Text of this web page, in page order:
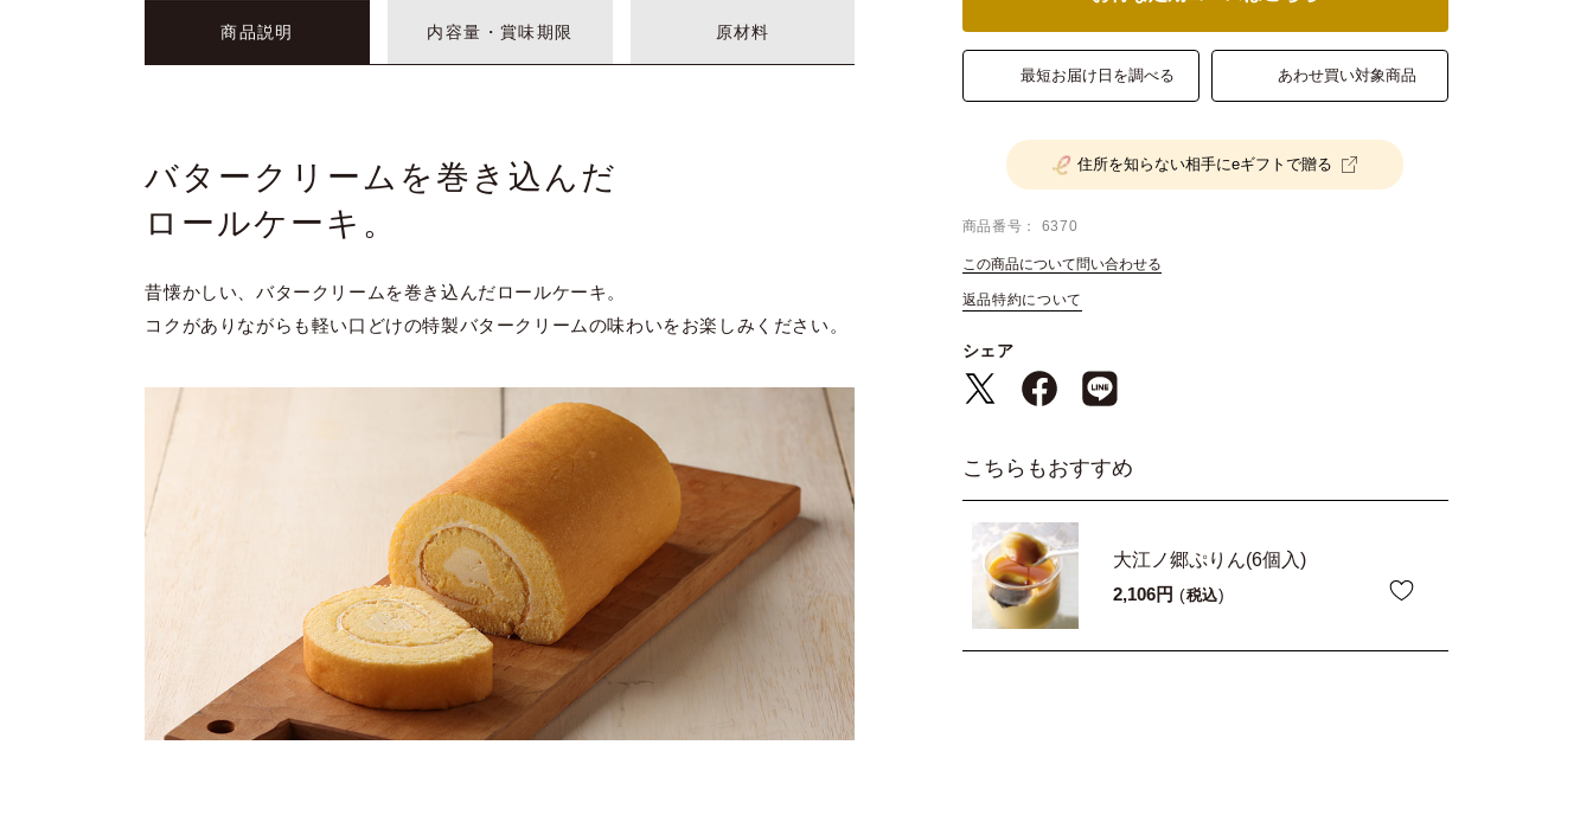
最短お届け日を調べる あわせ買い対象商品
住所を知らない相手にeギフトで贈る
商品番号 6370
この商品について問い合わせる
返品特約について
シェア
こちらもおすすめ
大江ノ郷ぷりん(6個入)
2,106
税込
商品説明 内容量・賞味期限 原材料
バタークリームを巻き込んだ
ロールケーキ。
昔懐かしい、バタークリームを巻き込んだロールケーキ。
コクがありながらも軽い口どけの特製バタークリームの味わいをお楽しみください。